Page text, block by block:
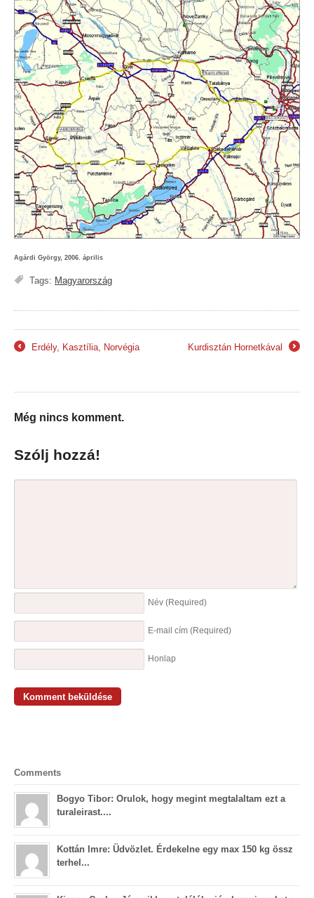
Agárdi György, 2006. április
Tags: Magyarország
Erdély, Kasztília, Norvégia
Kurdisztán Hornetkával
Még nincs komment.
Szólj hozzá!
Név (Required)
E-mail cím (Required)
Honlap
Comments
Bogyo Tibor: Orulok, hogy megint megtalaltam ezt a
turaleirast....
Kottán Imre: Üdvözlet. Érdekelne egy max 150 kg össz
terhel...